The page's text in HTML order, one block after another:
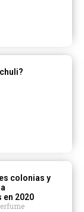
colonias y
en 2020